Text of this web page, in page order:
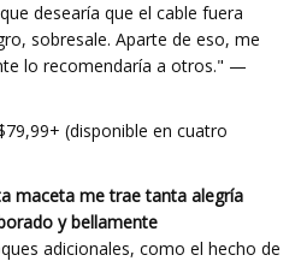
desearía que el cable fuera
sobresale. Aparte de eso, me
lo recomendaría a otros." —
(disponible en cuatro
maceta me trae tanta alegría
y bellamente
adicionales, como el hecho de